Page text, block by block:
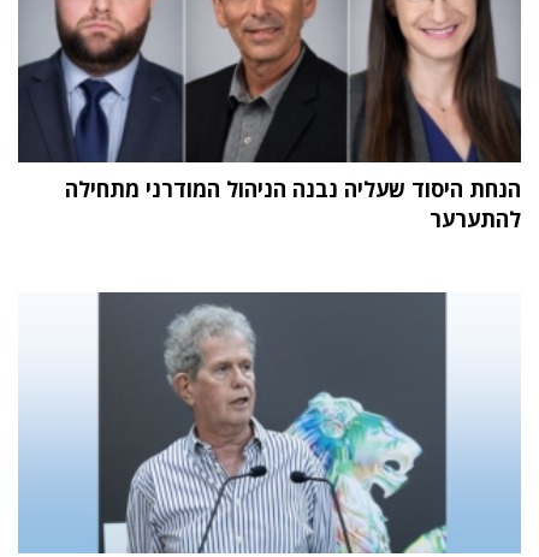
הנחת היסוד שעליה נבנה הניהול המודרני מתחילה
להתערער